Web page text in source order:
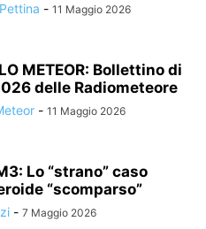
- 11 Maggio 2026
METEOR: Bollettino di
delle Radiometeore
- 11 Maggio 2026
Lo “strano” caso
“scomparso”
- 7 Maggio 2026